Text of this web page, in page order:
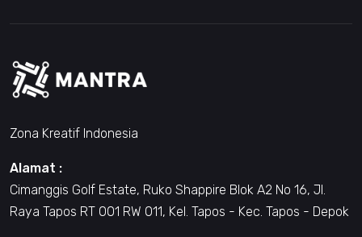
Zona Kreatif Indonesia
Alamat :
Cimanggis Golf Estate, Ruko Shappire Blok A2 No 16, Jl.
Raya Tapos RT 001 RW 011, Kel. Tapos - Kec. Tapos - Depok